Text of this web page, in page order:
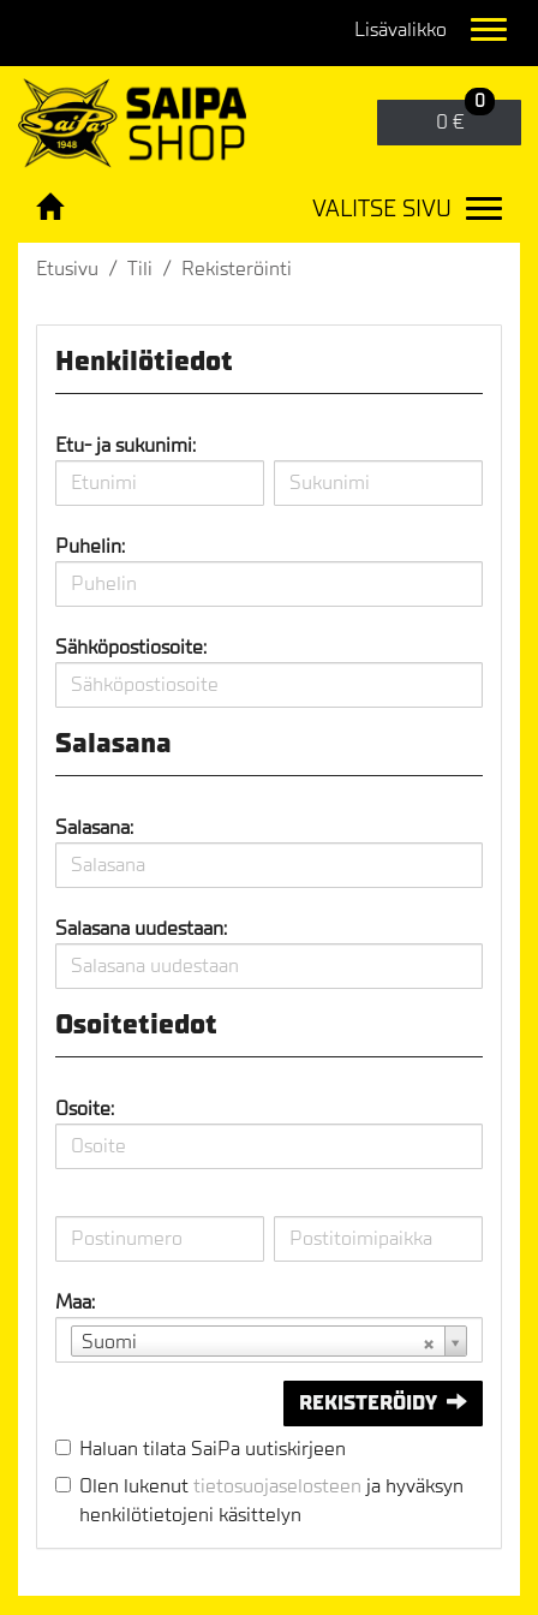
0 €
0
VALITSE SIVU
Etusivu Tili Rekisteröinti
Henkilötiedot
Etu- ja sukunimi:
Puhelin:
Sähköpostiosoite:
Salasana
Salasana:
Salasana uudestaan:
Osoitetiedot
Osoite:
Maa:
Suomi
REKISTERÖIDY
Haluan tilata SaiPa uutiskirjeen
Olen lukenuttietosuojaselosteen ja hyväksyn
henkilötietojeni käsittelyn